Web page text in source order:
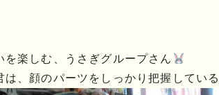
を楽しむ、うさぎグループさん
は、顔のパーツをしっかり把握してい